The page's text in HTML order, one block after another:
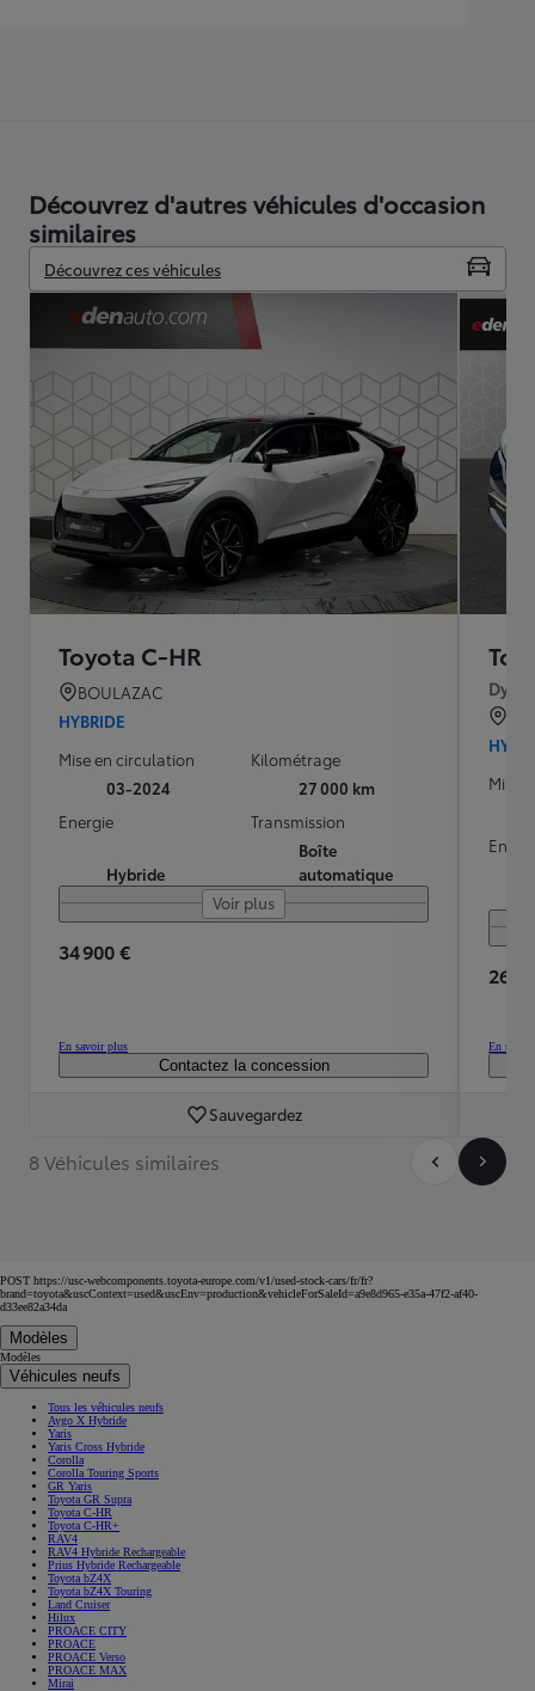
Découvrez d'autres véhicules d'occasion
similaires
Découvrez ces véhicules
Toyota C-HR
BOULAZAC
HYBRIDE
Mise en circulation
03-2024
Kilométrage
27 000 km
Energie
Hybride
Transmission
Boîte
automatique
Voir plus
34 900 €
En savoir plus
Contactez la concession
Sauvegardez
Mise
26
En
8 Véhicules similaires
POST https://usc-webcomponents.toyota-europe.com/v1/used-stock-cars/fr/fr?
brand=toyota&uscContext=used&uscEnv=production&vehicleForSaleId=a9e8d965-e35a-47f2-af40-
d33ee82a34da
Modèles
Modèles
Véhicules neufs
Tous les véhicules neufs
Aygo X Hybride
Yaris
Yaris Cross Hybride
Corolla
Corolla Touring Sports
GR Yaris
Toyota GR Supra
Toyota C-HR
Toyota C-HR+
RAV4
RAV4 Hybride Rechargeable
Prius Hybride Rechargeable
Toyota bZ4X
Toyota bZ4X Touring
Land Cruiser
Hilux
PROACE CITY
PROACE
PROACE Verso
PROACE MAX
Mirai